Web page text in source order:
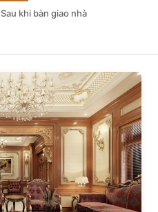
Sau khi bàn giao nhà